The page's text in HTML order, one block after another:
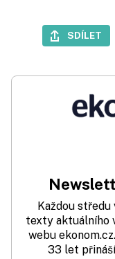
SDÍLET
Každou středu
texty aktuálního
webu
33 let